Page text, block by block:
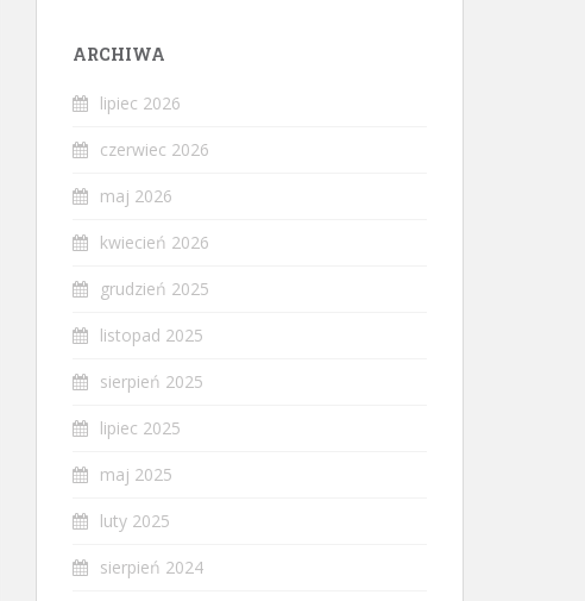
ARCHIWA
lipiec 2026
czerwiec 2026
maj 2026
kwiecień 2026
grudzień 2025
listopad 2025
sierpień 2025
lipiec 2025
maj 2025
luty 2025
sierpień 2024